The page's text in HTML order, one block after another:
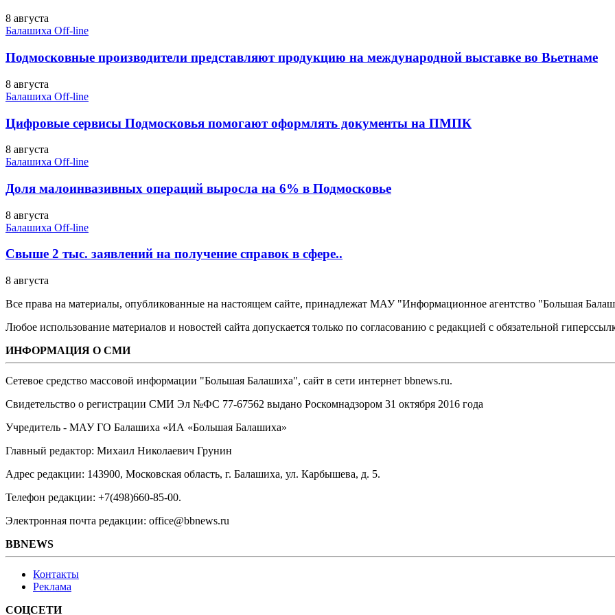
8 августа
Балашиха Off-line
Подмосковные производители представляют продукцию на международной выставке во Вьетнаме
8 августа
Балашиха Off-line
Цифровые сервисы Подмосковья помогают оформлять документы на ПМПК
8 августа
Балашиха Off-line
Доля малоинвазивных операций выросла на 6% в Подмосковье
8 августа
Балашиха Off-line
Свыше 2 тыс. заявлений на получение справок в сфере..
8 августа
Все права на материалы, опубликованные на настоящем сайте, принадлежат МАУ "Информационное агентство "Большая
Любое использование материалов и новостей сайта допускается только по согласованию с редакцией с обязательной
ИНФОРМАЦИЯ О СМИ
Сетевое средство массовой информации "Большая Балашиха", сайт в сети интернет bbnews.ru.
Свидетельство о регистрации СМИ Эл №ФС ‎77-67562 выдано Роскомнадзором 31 октября 2016 года
Учредитель - МАУ ГО Балашиха «ИА «Большая Балашиха»
Главный редактор: Михаил Николаевич Грунин
Адрес редакции: 143900, Московская область, г. Балашиха, ул. Карбышева, д. 5.
Телефон редакции: +7(498)660-85-00.
Электронная почта редакции: office@bbnews.ru
BBNEWS
Контакты
Реклама
СОЦСЕТИ